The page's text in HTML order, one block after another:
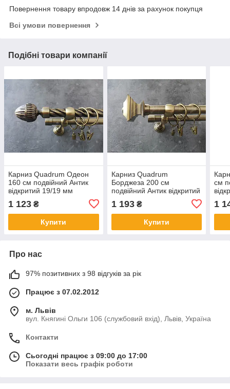
Повернення товару впродовж 14 днів за рахунок покупця
Всі умови повернення
Подібні товари компанії
Карниз Quadrum Одеон
160 см подвійний Антик
відкритий 19/19 мм
прищіпками)
1 123 ₴
Купити
Карниз Quadrum
Борджеза 200 см
подвійний Антик відкритий
19/19 мм гладка (кільця з
прищіпками)
1 193₴
Купити
см
1
Про нас
97% позитивних з 98 відгуків за рік
Працює з 07.02.2012
м. Львів
вул. Княгині Ольги 106 (службовий вхід), Львів, Україна
Контакти
Сьогодні працює з 09:00 до 17:00
Показати весь графік роботи